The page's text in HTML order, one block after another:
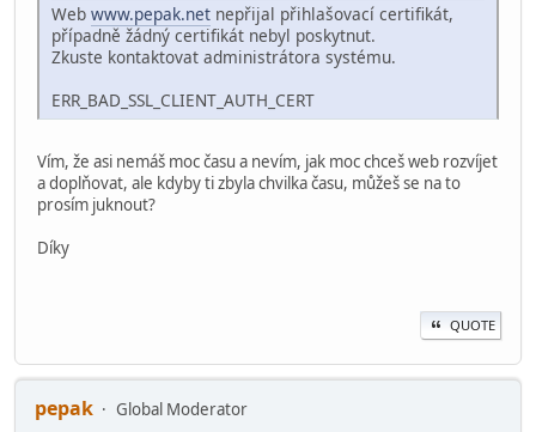
Web www.pepak.net nepřijal přihlašovací certifikát,
případně žádný certifikát nebyl poskytnut.
Zkuste kontaktovat administrátora systému.
ERR_BAD_SSL_CLIENT_AUTH_CERT
Vím, že asi nemáš moc času a nevím, jak moc chceš web rozvíjet
a doplňovat, ale kdyby ti zbyla chvilka času, můžeš se na to
prosím juknout?
Díky
QUOTE
pepak
Global Moderator